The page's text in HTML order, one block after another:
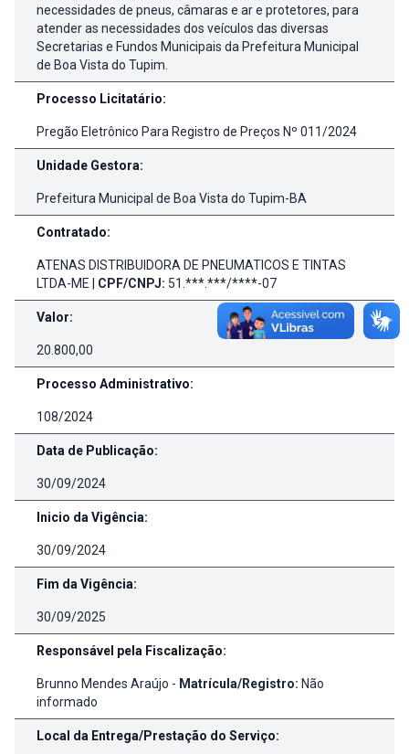
necessidades de pneus, câmaras e ar e protetores, para
atender as necessidades dos veículos das diversas
Secretarias e Fundos Municipais da Prefeitura Municipal
de Boa Vista do Tupim.
Processo Licitatário:
Pregão Eletrônico Para Registro de Preços Nº 011/2024
Unidade Gestora:
Prefeitura Municipal de Boa Vista do Tupim-BA
Contratado:
ATENAS DISTRIBUIDORA DE PNEUMATICOS E TINTAS
LTDA-ME | CPF/CNPJ: 51.***.***/****-07
Valor:
20.800,00
Processo Administrativo:
108/2024
Data de Publicação:
30/09/2024
Inicio da Vigência:
30/09/2024
Fim da Vigência:
30/09/2025
Responsável pela Fiscalização:
Brunno Mendes Araújo - Matrícula/Registro: Não
informado
Local da Entrega/Prestação do Serviço: